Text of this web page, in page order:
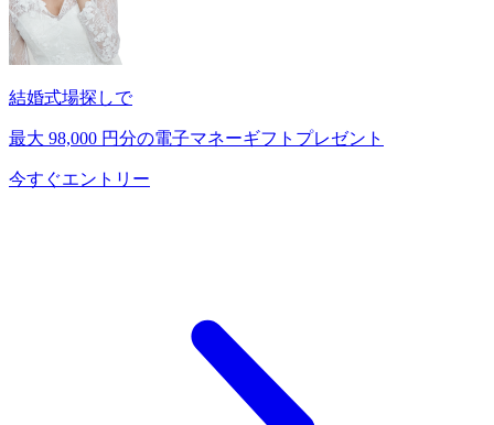
結婚式場探しで
最大 98,000 円分の電子マネーギフトプレゼント
今すぐエントリー